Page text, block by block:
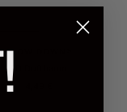
FLOW DOWN®
FD Duftbaum